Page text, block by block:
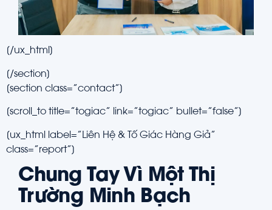
[/ux_html]
[/section]
[section class=”contact”]
[scroll_to title=”togiac” link=”togiac” bullet=”false”]
[ux_html label=”Liên Hệ & Tố Giác Hàng Giả”
class=”report”]
Chung Tay Vì Một Thị
Trường Minh Bạch